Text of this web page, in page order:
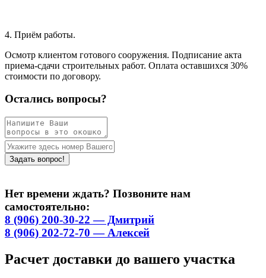
4. Приём работы.
Осмотр клиентом готового сооружения. Подписание акта
приема-сдачи строительных работ. Оплата оставшихся 30%
стоимости по договору.
Остались вопросы?
Нет времени ждать? Позвоните нам
самостоятельно:
8 (906) 200-30-22 — Дмитрий
8 (906) 202-72-70 — Алексей
Расчет доставки до вашего участка